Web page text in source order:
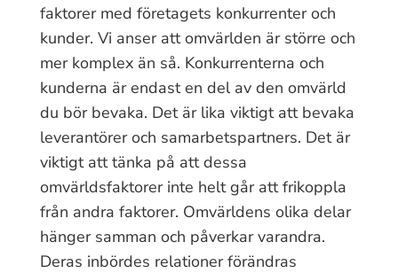
faktorer med företagets konkurrenter och
kunder. Vi anser att omvärlden är större och
mer komplex än så. Konkurrenterna och
kunderna är endast en del av den omvärld
du bör bevaka. Det är lika viktigt att bevaka
leverantörer och samarbetspartners. Det är
viktigt att tänka på att dessa
omvärldsfaktorer inte helt går att frikoppla
från andra faktorer. Omvärldens olika delar
hänger samman och påverkar varandra.
Deras inbördes relationer förändras